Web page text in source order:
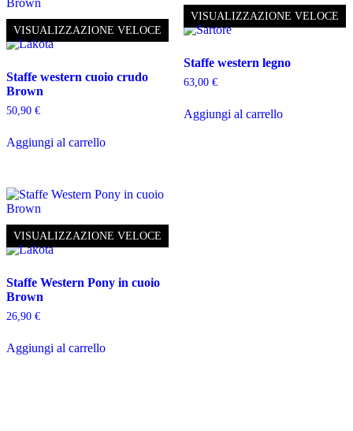
VISUALIZZAZIONE VELOCE
Staffe western cuoio crudo
Brown
50,90 €
Aggiungi al carrello
VISUALIZZAZIONE VELOCE
Staffe western legno
63,00 €
Aggiungi al carrello
VISUALIZZAZIONE VELOCE
Staffe Western Pony in cuoio
Brown
26,90 €
Aggiungi al carrello